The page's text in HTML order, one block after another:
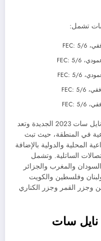
سات تشمل:
تردد شامل نايل سات – جميع ترددات نايل سات 2023 الجديدة وتعد
في المنطقة، حيث تبث
المحلية والدولية بالإضافة
الساتلية. وتشمل
والمغرب والجزائر
وفلسطين والكويت
وجزر القمر وجزر الكناري
نايل سات